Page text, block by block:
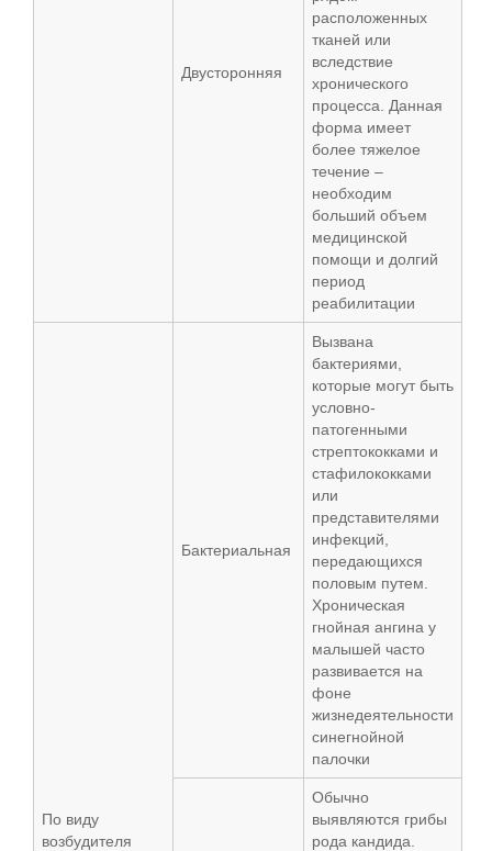
Двусторонняя
расположенных
тканей или
вследствие
хронического
процесса. Данная
форма имеет
более тяжелое
течение –
необходим
больший объем
медицинской
помощи и долгий
период
реабилитации
По виду
возбудителя
Бактериальная
Вызвана
бактериями,
которые могут быть
условно-
патогенными
стрептококками и
стафилококками
или
представителями
инфекций,
передающихся
половым путем.
Хроническая
гнойная ангина у
малышей часто
развивается на
фоне
жизнедеятельности
синегнойной
палочки
Обычно
выявляются грибы
рода кандида.